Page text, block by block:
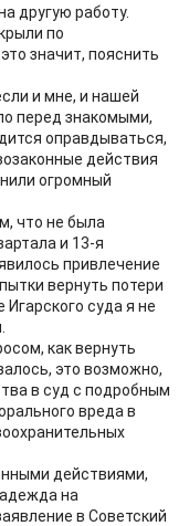
другую работу.
по
значит, пояснить
и мне, и нашей
перед знакомыми,
оправдываться,
действия
огромный
что не была
и 13-я
привлечение
вернуть потери
суда я не
как вернуть
это возможно,
в суд с подробным
вреда в
действиями,
на
в Советский